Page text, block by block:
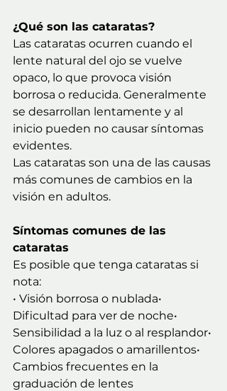
¿Qué son las cataratas?
Las cataratas ocurren cuando el
lente natural del ojo se vuelve
opaco, lo que provoca visión
borrosa o reducida. Generalmente
se desarrollan lentamente y al
inicio pueden no causar síntomas
evidentes.
Las cataratas son una de las causas
más comunes de cambios en la
visión en adultos.
Síntomas comunes de las
cataratas
Es posible que tenga cataratas si
nota:
• Visión borrosa o nublada•
Dificultad para ver de noche•
Sensibilidad a la luz o al resplandor•
Colores apagados o amarillentos•
Cambios frecuentes en la
graduación de lentes